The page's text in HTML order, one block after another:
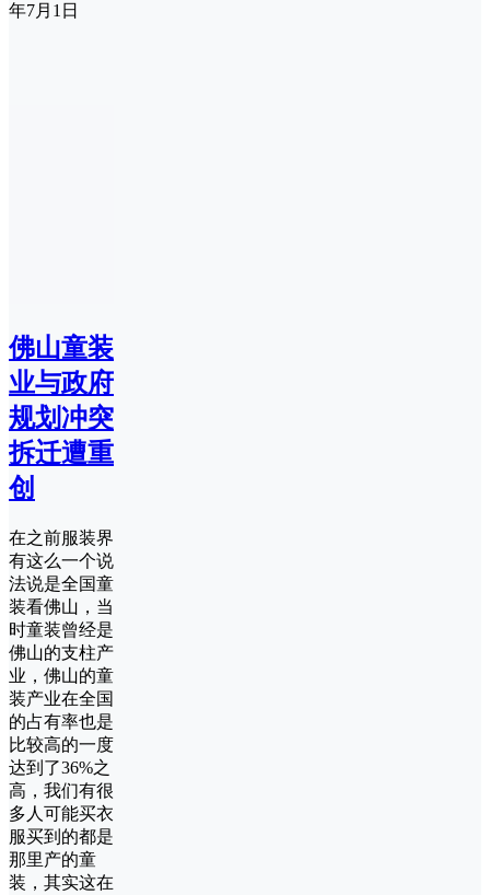
年7月1日
佛山童装
业与政府
规划冲突
拆迁遭重
创
在之前服装界
有这么一个说
法说是全国童
装看佛山，当
时童装曾经是
佛山的支柱产
业，佛山的童
装产业在全国
的占有率也是
比较高的一度
达到了36%之
高，我们有很
多人可能买衣
服买到的都是
那里产的童
装，其实这在